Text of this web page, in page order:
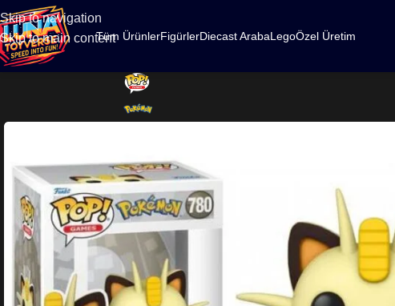
Skip to navigation
Skip to main contentTüm ÜrünlerFigürlerDiecast ArabaLegoÖzel Üretim